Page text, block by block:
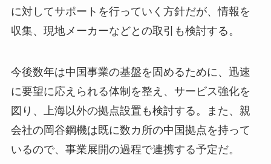
に対してサポートを行っていく方針だが、情報を
収集、現地メーカーなどとの取引も検討する。
今後数年は中国事業の基盤を固めるために、迅速
に要望に応えられる体制を整え、サービス強化を
図り、上海以外の拠点設置も検討する。また、親
会社の岡谷鋼機は既に数カ所の中国拠点を持って
いるので、事業展開の過程で連携する予定だ。